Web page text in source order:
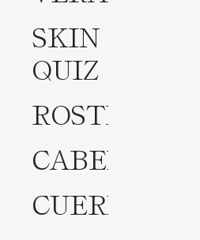
SKIN
QUIZ
ROSTRO
CABELLO
CUERPO